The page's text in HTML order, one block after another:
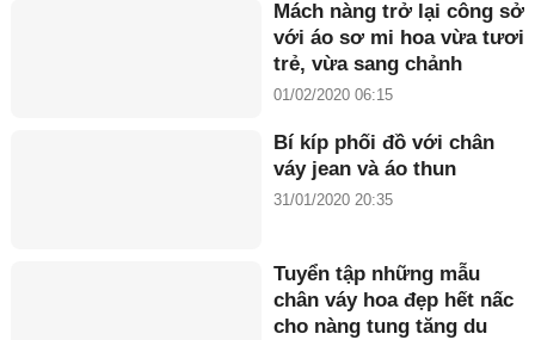
Mách nàng trở lại công sở
với áo sơ mi hoa vừa tươi
trẻ, vừa sang chảnh
01/02/2020 06:15
Bí kíp phối đồ với chân
váy jean và áo thun
31/01/2020 20:35
Tuyển tập những mẫu
chân váy hoa đẹp hết nấc
cho nàng tung tăng du